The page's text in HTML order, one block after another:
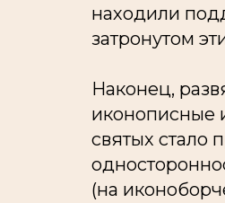
находили
затронутом
Наконец,
иконописные
святых стало
(на